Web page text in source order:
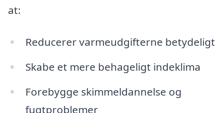
at:
Reducerer varmeudgifterne betydeligt
Skabe et mere behageligt indeklima
Forebygge skimmeldannelse og
fugtproblemer